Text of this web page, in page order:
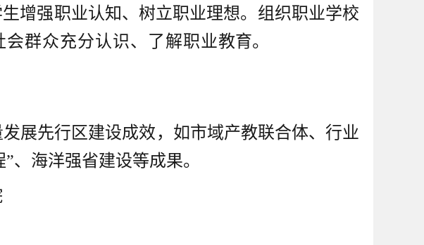
增强职业认知、树立职业理想。组织职业学校
群众充分认识、了解职业教育。
展先行区建设成效，如市域产教联合体、行业
、海洋强省建设等成果。